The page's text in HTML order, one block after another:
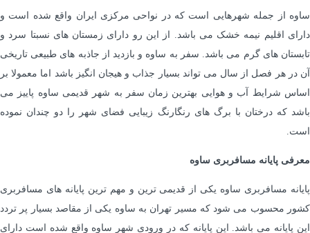
ساوه از جمله شهرهایی است که در نواحی مرکزی ایران واقع شده است و
دارای اقلیم نیمه خشک می باشد. از این رو دارای زمستان های نسبتا سرد و
تابستان های گرم می باشد. سفر به ساوه و بازدید از جاذبه های طبیعی تاریخی
آن در هر فصل از سال می تواند بسیار جذاب و هیجان انگیز باشد اما معمولا بر
اساس شرایط آب و هوایی بهترین زمان سفر به شهر قدیمی ساوه پاییز می
باشد که درختان با برگ های رنگارنگ زیبایی فضای شهر را دو چندان نموده
است.
معرفی پایانه مسافربری ساوه
پایانه مسافربری ساوه یکی از قدیمی ترین و مهم ترین پایانه های مسافربری
کشور محسوب می شود که مسیر تهران به ساوه یکی از مقاصد بسیار پر تردد
این پایانه می باشد. این پایانه که در ورودی شهر ساوه واقع شده است دارای